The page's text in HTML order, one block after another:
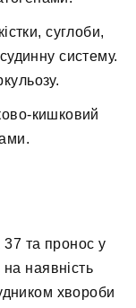
суглоби,
систему.
кишковий
37 та пронос у
наявність
хвороби